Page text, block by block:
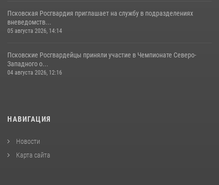
Псковская Росгвардия приглашает на службу в подразделениях
вневедомств...
05 августа 2026, 14:14
Псковские Росгвардейцы приняли участие в Чемпионате Северо-
Западного о...
04 августа 2026, 12:16
НАВИГАЦИЯ
Новости
Карта сайта